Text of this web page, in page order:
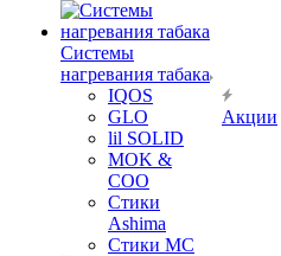
Системы
нагревания табака
IQOS
GLO
lil SOLID
MOK &
COO
Стики
Ashima
Стики MC
Акции